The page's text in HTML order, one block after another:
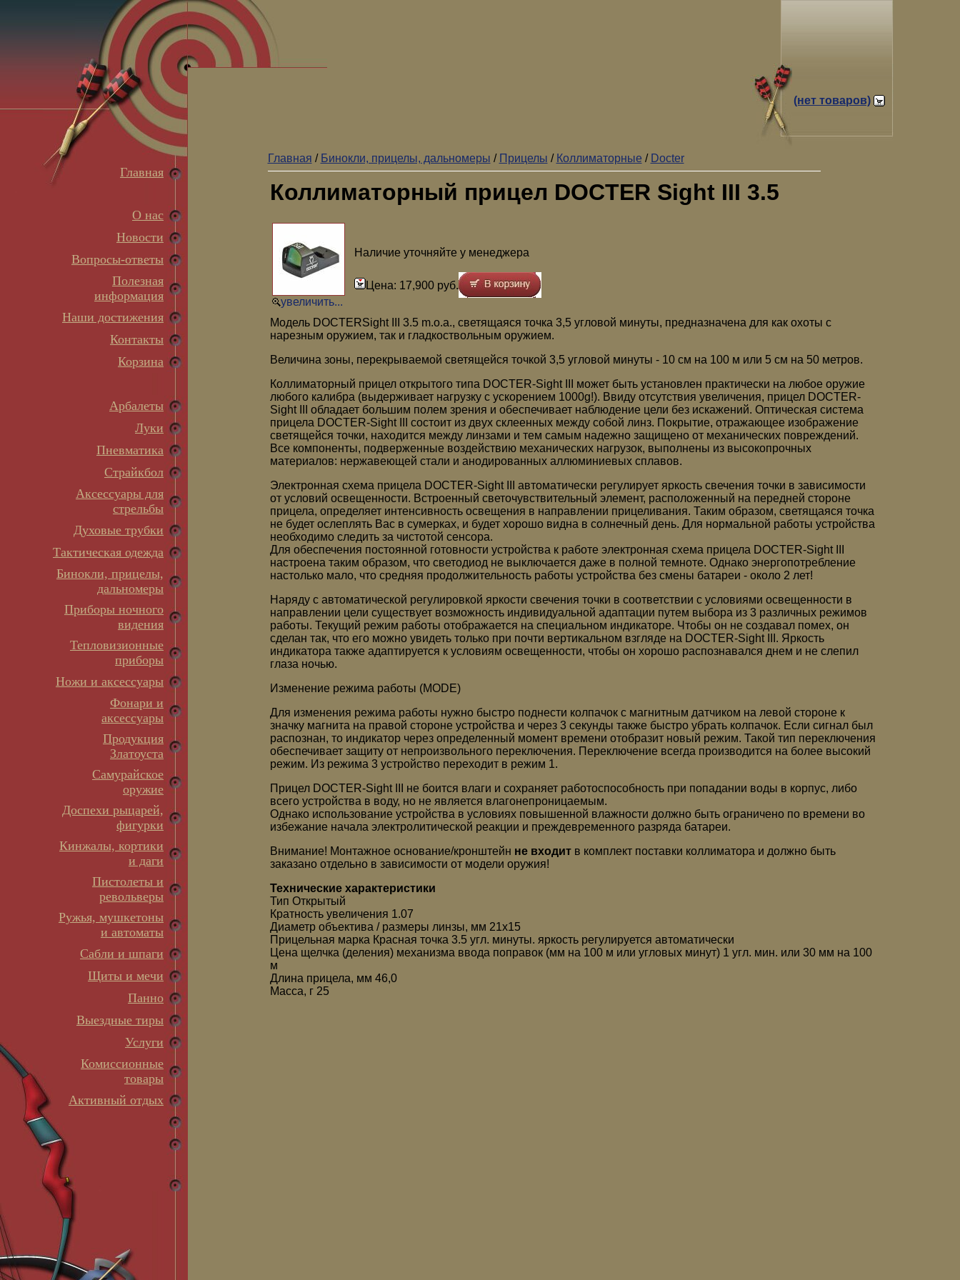
Главная
О нас
Новости
Вопросы-ответы
Полезная
информация
Наши достижения
Контакты
Корзина
Арбалеты
Луки
Пневматика
Страйкбол
Аксессуары для
стрельбы
Духовые трубки
Тактическая одежда
Бинокли, прицелы,
дальномеры
Приборы ночного
видения
Тепловизионные
приборы
Ножи и аксессуары
Фонари и
аксессуары
Продукция
Златоуста
Самурайское
оружие
Доспехи рыцарей,
фигурки
Кинжалы, кортики
и даги
Пистолеты и
револьверы
Ружья, мушкетоны
и автоматы
Сабли и шпаги
Щиты и мечи
Панно
Выездные тиры
Услуги
Комиссионные
товары
Активный отдых
(нет товаров)
Главная / Бинокли, прицелы, дальномеры / Прицелы / Коллиматорные / Docter
Коллиматорный прицел DOCTER Sight III 3.5
увеличить...
Наличие уточняйте у менеджера
Цена: 17,900 руб.
Модель DOCTERSight III 3.5 m.o.a., светящаяся точка 3,5 угловой минуты, предназначена для как охоты с
нарезным оружием, так и гладкоствольным оружием.
Величина зоны, перекрываемой светящейся точкой 3,5 угловой минуты - 10 см на 100 м или 5 см на 50 метров.
Коллиматорный прицел открытого типа DOCTER-Sight III может быть установлен практически на любое оружие
любого калибра (выдерживает нагрузку с ускорением 1000g!). Ввиду отсутствия увеличения, прицел DOCTER-
Sight III обладает большим полем зрения и обеспечивает наблюдение цели без искажений. Оптическая система
прицела DOCTER-Sight III состоит из двух склеенных между собой линз. Покрытие, отражающее изображение
светящейся точки, находится между линзами и тем самым надежно защищено от механических повреждений.
Все компоненты, подверженные воздействию механических нагрузок, выполнены из высокопрочных
материалов: нержавеющей стали и анодированных аллюминиевых сплавов.
Электронная схема прицела DOCTER-Sight III автоматически регулирует яркость свечения точки в зависимости
от условий освещенности. Встроенный светочувствительный элемент, расположенный на передней стороне
прицела, определяет интенсивность освещения в направлении прицеливания. Таким образом, светящаяся точка
не будет ослеплять Вас в сумерках, и будет хорошо видна в солнечный день. Для нормальной работы устройства
необходимо следить за чистотой сенсора.
Для обеспечения постоянной готовности устройства к работе электронная схема прицела DOCTER-Sight III
настроена таким образом, что светодиод не выключается даже в полной темноте. Однако энергопотребление
настолько мало, что средняя продолжительность работы устройства без смены батареи - около 2 лет!
Наряду с автоматической регулировкой яркости свечения точки в соответствии с условиями освещенности в
направлении цели существует возможность индивидуальной адаптации путем выбора из 3 различных режимов
работы. Текущий режим работы отображается на специальном индикаторе. Чтобы он не создавал помех, он
сделан так, что его можно увидеть только при почти вертикальном взгляде на DOCTER-Sight III. Яркость
индикатора также адаптируется к условиям освещенности, чтобы он хорошо распознавался днем и не слепил
глаза ночью.
Изменение режима работы (MODE)
Для изменения режима работы нужно быстро поднести колпачок с магнитным датчиком на левой стороне к
значку магнита на правой стороне устройства и через 3 секунды также быстро убрать колпачок. Если сигнал был
распознан, то индикатор через определенный момент времени отобразит новый режим. Такой тип переключения
обеспечивает защиту от непроизвольного переключения. Переключение всегда производится на более высокий
режим. Из режима 3 устройство переходит в режим 1.
Прицел DOCTER-Sight III не боится влаги и сохраняет работоспособность при попадании воды в корпус, либо
всего устройства в воду, но не является влагонепроницаемым.
Однако использование устройства в условиях повышенной влажности должно быть ограничено по времени во
избежание начала электролитической реакции и преждевременного разряда батареи.
Внимание! Монтажное основание/кронштейн не входитв комплект поставки коллиматора и должно быть
заказано отдельно в зависимости от модели оружия!
Технические характеристики
Тип Открытый
Кратность увеличения 1.07
Диаметр объектива / размеры линзы, мм 21х15
Прицельная марка Красная точка 3.5 угл. минуты. яркость регулируется автоматически
Цена щелчка (деления) механизма ввода поправок (мм на 100 м или угловых минут) 1 угл. мин. или 30 мм на 100
м
Длина прицела, мм 46,0
Масса, г 25